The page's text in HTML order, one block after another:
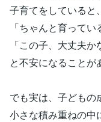
子育てをしていると、
「ちゃんと育ってい
「この子、大丈夫か
と不安になることが
でも実は、子どもの
小さな積み重ねの中